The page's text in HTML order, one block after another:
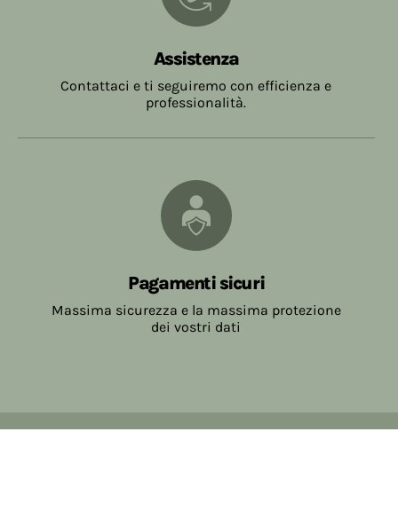
Assistenza
Contattaci e ti seguiremo con efficienza e
professionalità.
Pagamenti sicuri
Massima sicurezza e la massima protezione
dei vostri dati